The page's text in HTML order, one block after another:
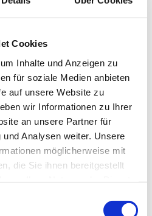
Cookies
Inhalte und Anzeigen zu
für soziale Medien anbieten
auf unsere Website zu
wir Informationen zu Ihrer
an unsere Partner für
Analysen weiter. Unsere
möglicherweise mit
die Sie ihnen bereitgestellt